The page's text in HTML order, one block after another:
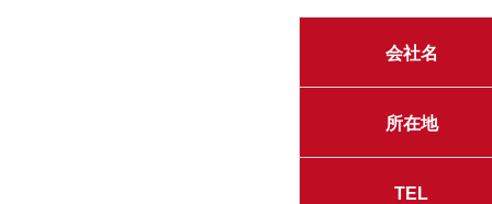
会社名
所在地
TEL